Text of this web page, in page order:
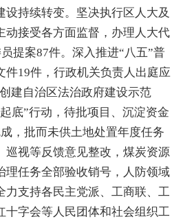
设持续转变。坚决执行区 人大及
动接受各方面监督，办理人大代
提案87件。 深入 推进“ 八五”普
件19件，行政机关负责人出庭应
建自治区法治政府建设示范
底”行动，待批项目、沉淀资金
，批而未供土地处置年度任务
巡视等反馈意见整改，煤炭资源
理任务全部验收销号，人防领域
力支持各民主党派、工商联、工
十字会等人民团体和社会组织工